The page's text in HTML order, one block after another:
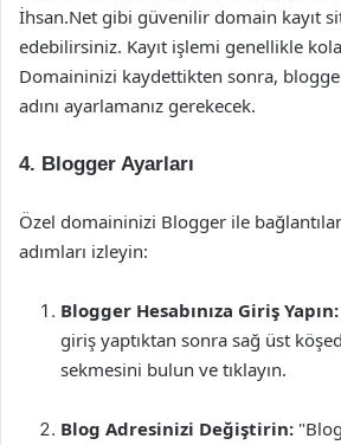
İhsan.Net gibi güvenilir domain kayıt
edebilirsiniz. Kayıt işlemi genellikle
Domaininizi kaydettikten sonra,
adını ayarlamanız gerekecek.
4. Blogger Ayarları
Özel domaininizi Blogger ile
adımları izleyin:
Blogger Hesabınıza Giriş Yapın:
giriş yaptıktan sonra sağ üst
sekmesini bulun ve tıklayın.
Blog Adresinizi Değiştirin: